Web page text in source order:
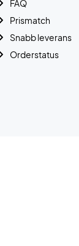
FAQ
Prismatch
Snabb leverans
Orderstatus